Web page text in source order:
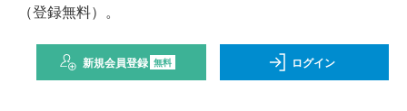
（登録無料）。
新規会員登録 無料 ログイン